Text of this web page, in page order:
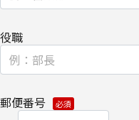
個人情報の取扱全般に関す
てをご覧ください。
個人情報の取り扱いについて
役職
郵便番号